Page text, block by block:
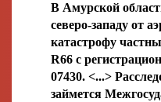
В Амурской
северо-западу от
катастрофу
R66 с
07430. <...>
займется